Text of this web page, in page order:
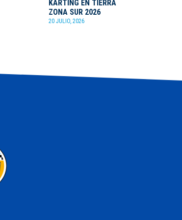
KARTING EN TIERRA
ZONA SUR 2026
20 JULIO, 2026